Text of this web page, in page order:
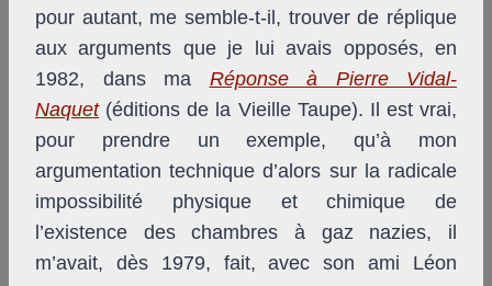
pour autant, me semble-t-il, trouver de réplique
aux arguments que je lui avais opposés, en
1982, dans ma Réponse à Pierre Vidal-
Naquet(éditions de la Vieille Taupe). Il est vrai,
pour prendre un exemple, qu’à mon
argumentation technique d’alors sur la radicale
impossibilité physique et chimique de
l’existence des chambres à gaz nazies, il
m’avait, dès 1979, fait, avec son ami Léon